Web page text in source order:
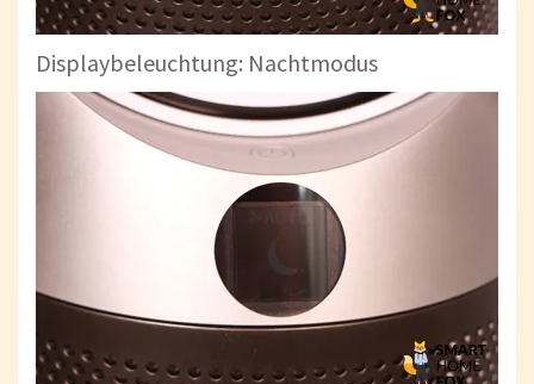
Displaybeleuchtung: Nachtmodus